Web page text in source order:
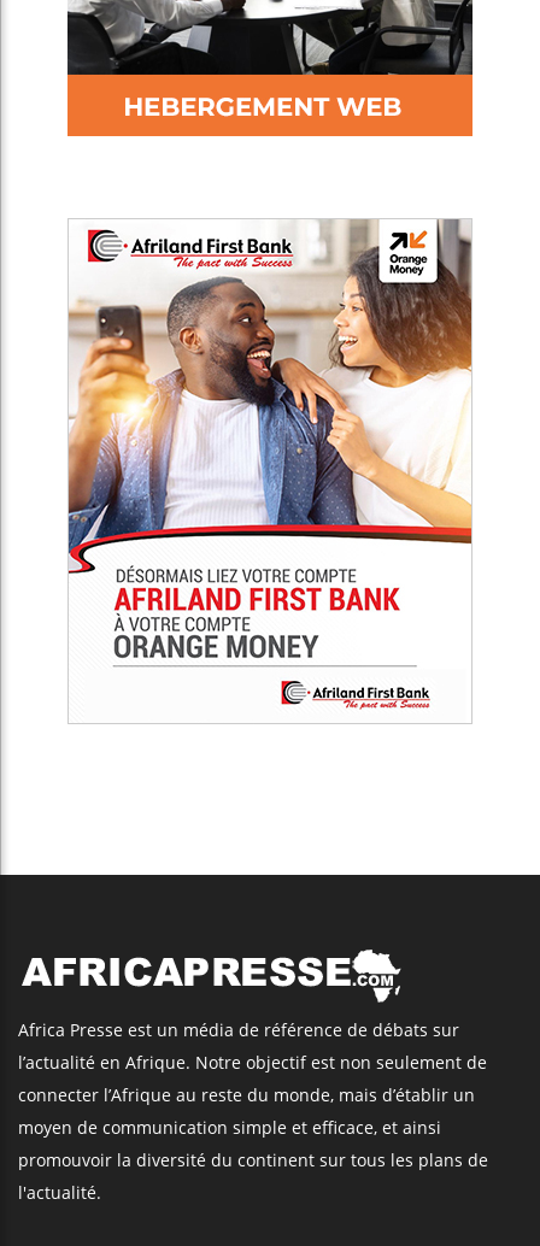
Africa Presse est un média de référence de débats sur
l’actualité en Afrique. Notre objectif est non seulement de
connecter l’Afrique au reste du monde, mais d’établir un
moyen de communication simple et efficace, et ainsi
promouvoir la diversité du continent sur tous les plans de
l'actualité.